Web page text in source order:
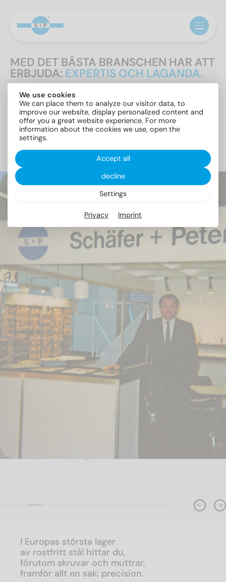
MED DET BÄSTA BRANSCHEN HAR ATT
ERBJUDA: EXPERTIS OCH LAGANDA.
Unika resultat kräver en bra början. Hos S+P var det
ögonblicket, då Gerhard Schäfer och Helmut Peters
lärde känna varandra. De båda affärsmännen kom
snabbt fram till att de med sina gemensamma
kunskaper och resurser kunde få en "fast förankring" i
branschen.
1986
Stettiner Strasse
På grund av den
kraftiga
expansionen av
produktsortimentet
ökade behovet av
ytterligare
lagerutrymmen.
Därför flyttade S+P
med 20 anställda
till en närliggande
företagsbyggnad
på Stettiner Straße
i Öhringen. I takt
med att
omsättningen
ökade, ökade också
behovet av
kvalificerade
specialister. Därför
fokuserade S+P på
utbildning i ett
I Europas största lager
av rostfritt stål hittar du,
förutom skruvar och muttrar,
framför allt en sak: precision.
We use cookies
We can place them to analyze our visitor data, to
improve our website, display personalized content and
offer you a great website experience. For more
information about the cookies we use, open the
settings.
Accept all
decline
Settings
Privacy Imprint